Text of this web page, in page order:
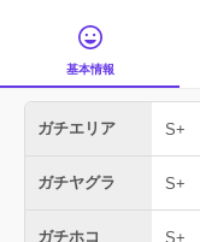
基本情報
ガチエリア S+
ガチヤグラ S+
ガチホコ S+